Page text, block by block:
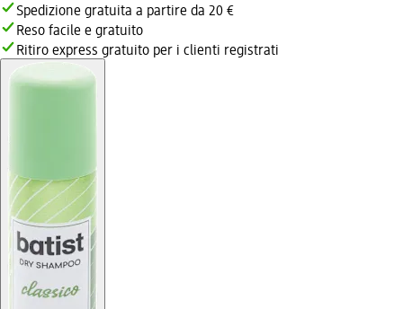
Spedizione gratuita a partire da 20 €
Reso facile e gratuito
Ritiro express gratuito per i clienti registrati